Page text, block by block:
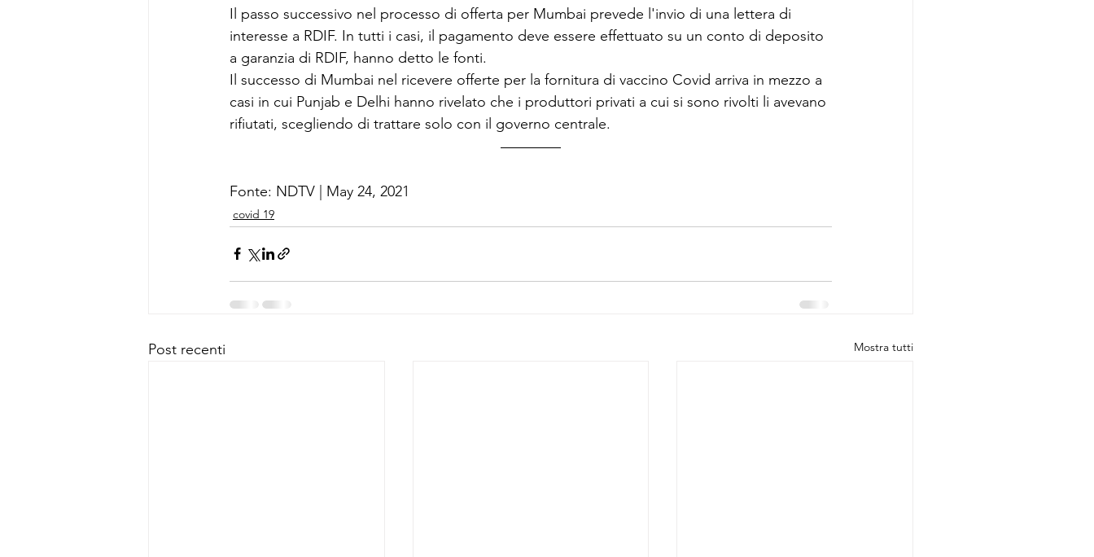
Il passo successivo nel processo di offerta per Mumbai prevede l'invio di una lettera di
interesse a RDIF. In tutti i casi, il pagamento deve essere effettuato su un conto di deposito
a garanzia di RDIF, hanno detto le fonti.
Il successo di Mumbai nel ricevere offerte per la fornitura di vaccino Covid arriva in mezzo a
casi in cui Punjab e Delhi hanno rivelato che i produttori privati ​​a cui si sono rivolti li avevano
rifiutati, scegliendo di trattare solo con il governo centrale.
Fonte: NDTV | May 24, 2021
covid 19
Post recenti Mostra tutti